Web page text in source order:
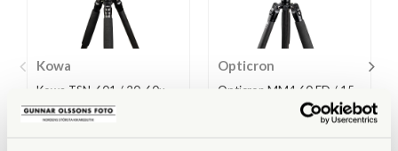
Kowa
Kowa TSN-601 / 20-60x -
Siruipaket
Opticron
Opticron MM4 60 ED / 15-